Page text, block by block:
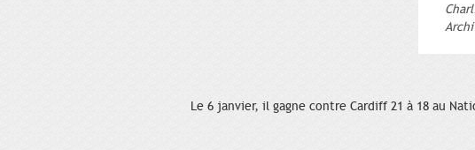
Le 6 janvier, il gagne contre Cardiff 21 à 18 au